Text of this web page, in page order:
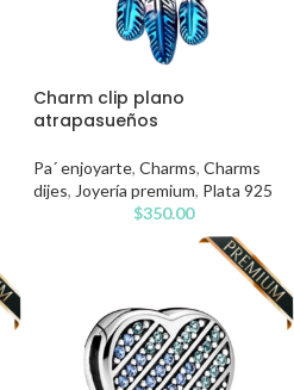
Charm clip plano
atrapasueños
Pa´ enjoyarte, Charms, Charms
dijes, Joyería premium, Plata 925
$350.00